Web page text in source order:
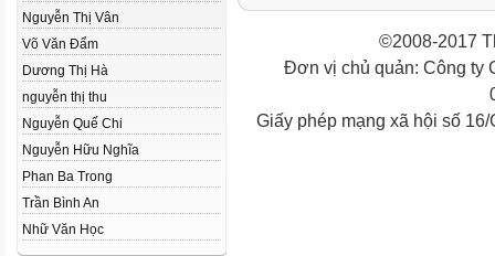
Nguyễn Thị Vân
Võ Văn Đẩm
Dương Thị Hà
nguyễn thị thu
Nguyễn Quế Chi
Nguyễn Hữu Nghĩa
Phan Ba Trong
Trần Bình An
Nhữ Văn Học
©2008-2017
Đơn vị chủ quản: Công ty
Giấy phép mạng xã hội số